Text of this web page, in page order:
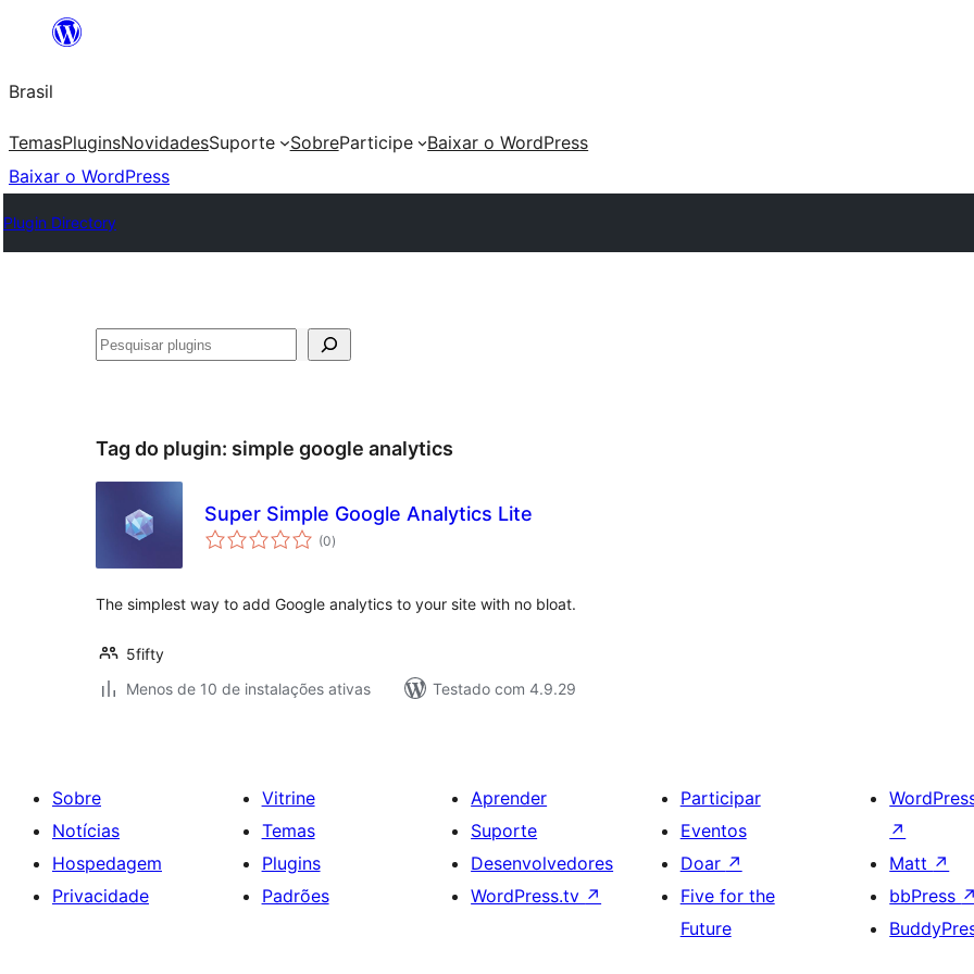
o
conteúdo
Brasil
TemasPluginsNovidadesSuporte SobreParticipe
Baixar o WordPress
Baixar o WordPress
Plugin Directory
Pesquisar
Tag do plugin: simple google analytics
Super Simple Google Analytics Lite
(0total
de
)
The simplest way to add Google analytics to your site with no bloat.
5fifty
Menos de 10 de instalações ativas
Testado com 4.9.29
Sobre
Notícias
Hospedagem
Privacidade
Vitrine
Temas
Plugins
Padrões
Aprender
Suporte
Desenvolvedores
WordPress.tv ↗
Participar
Eventos
Doar ↗
Five for the
Future
↗
Matt ↗
bbPress ↗